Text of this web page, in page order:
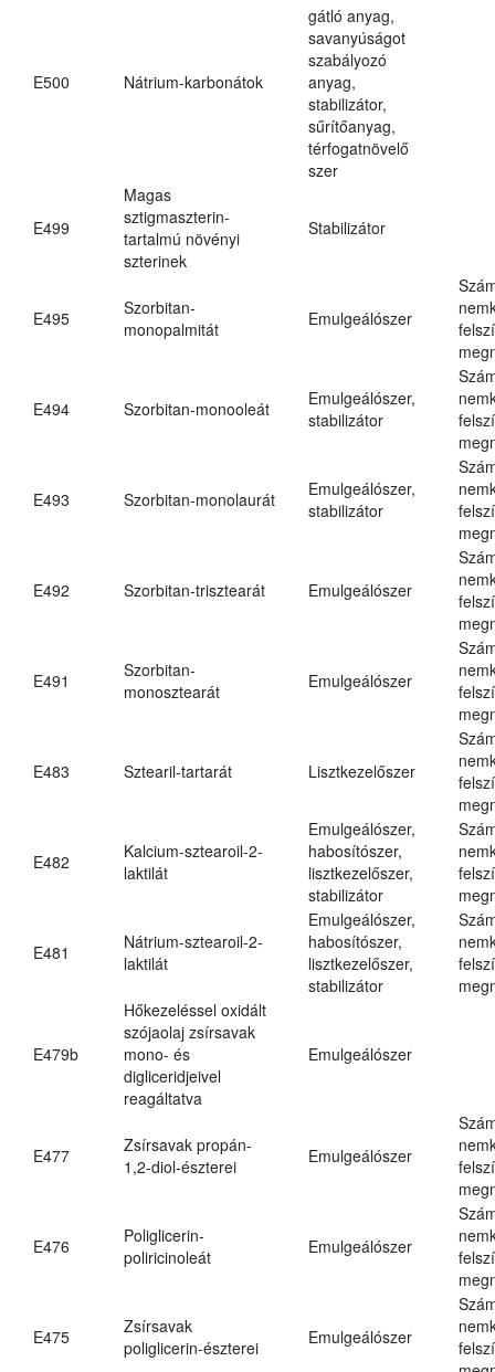
E500 Nátrium-karbonátok
gátló anyag,
savanyúságot
szabályozó
anyag,
stabilizátor,
sűrítőanyag,
térfogatnövelő
szer
E499
Magas
sztigmaszterin-
tartalmú növényi
szterinek
Stabilizátor
E495
Szorbitan-
monopalmitát
Emulgeálószer
E494 Szorbitan-monooleát
Emulgeálószer,
stabilizátor
E493 Szorbitan-monolaurát
Emulgeálószer,
stabilizátor
E492 Szorbitan-trisztearát Emulgeálószer
E491
Szorbitan-
monosztearát
Emulgeálószer
E483 Sztearil-tartarát Lisztkezelőszer
E482
Kalcium-sztearoil-2-
laktilát
Emulgeálószer,
habosítószer,
lisztkezelőszer,
stabilizátor
E481
Nátrium-sztearoil-2-
laktilát
Emulgeálószer,
habosítószer,
lisztkezelőszer,
stabilizátor
E479b
Hőkezeléssel oxidált
szójaolaj zsírsavak
mono- és
digliceridjeivel
reagáltatva
Emulgeálószer
E477
Zsírsavak propán-
1,2-diol-észterei
Emulgeálószer
E476
Poliglicerin-
poliricinoleát
Emulgeálószer
E475
Zsírsavak
poliglicerin-észterei
Emulgeálószer